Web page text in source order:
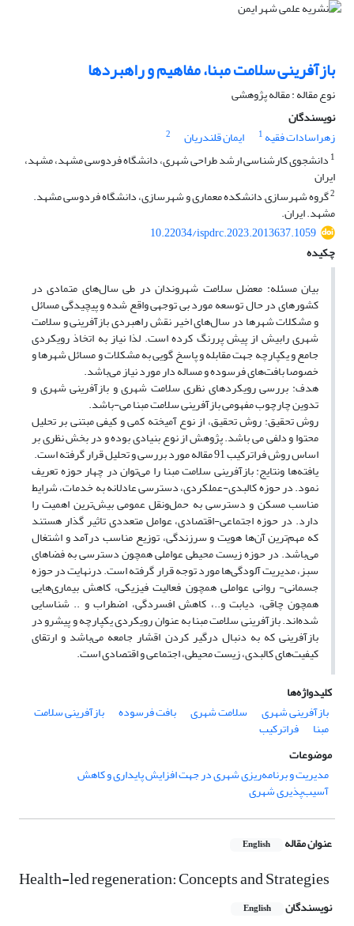
بازآفرینی سلامت مبنا، مفاهیم و راهبردها
نوع مقاله : مقاله پژوهشی
نویسندگان
زهراسادات فقیه 1 ایمان قلندریان
2
1 دانشجوی کارشناسی ارشد طراحی شهری، دانشگاه فردوسی مشهد، مشهد،
ایران
2گروه شهرسازی, دانشکده معماری و شهرسازی، دانشگاه فردوسی مشهد.
مشهد. ایران.
10.22034/ispdrc.2023.2013637.1059
چکیده
بیان مسئله: معضل سلامت شهروندان در طی سال‌های متمادی در
کشورهای در حال توسعه مورد بی توجهی واقع شده و پیچیدگی مسائل
و مشکلات شهرها در سال‌های اخیر نقش راهبردی بازآفرینی و سلامت
شهری رابیش از پیش پررنگ کرده است. لذا نیاز به اتخاذ رویکردی
جامع و یکپارچه جهت مقابله و پاسخ گویی به مشکلات و مسائل شهرها و
خصوصا بافت‌های فرسوده و مساله دار مورد نیاز می‌باشد.
هدف: بررسی رویکردهای نظری سلامت شهری و بازآفرینی شهری و
تدوین چارچوب مفهومی بازآفرینی سلامت مبنا می-باشد.
روش تحقیق: روش تحقیق، از نوع آمیخته کمی و کیفی مبتنی بر تحلیل
محتوا و دلفی می باشد. پژوهش از نوع بنیادی بوده و در بخش نظری بر
اساس روش فراترکیب 91 مقاله مورد بررسی و تحلیل قرار گرفته است.
یافته‌ها ونتایج: بازآفرینی سلامت مبنا را می‌توان در چهار حوزه تعریف
نمود. در حوزه کالبدی-عملکردی، دسترسی عادلانه به خدمات، شرایط
مناسب مسکن و دسترسی به حمل‌ونقل عمومی بیش‌ترین اهمیت را
دارد. در حوزه اجتماعی-اقتصادی، عوامل متعددی تاثیر گذار هستند
که مهم‌ترین آن‌ها هویت و سرزندگی، توزیع مناسب درآمد و اشتغال
می‌باشد. در حوزه زیست محیطی عواملی همچون دسترسی به فضاهای
سبز، مدیریت آلودگی‌ها مورد توجه قرار گرفته است. درنهایت در حوزه
جسمانی- روانی عواملی همچون فعالیت فیزیکی، کاهش بیماری‌هایی
همچون چاقی، دیابت و..، کاهش افسردگی، اضطراب و .. شناسایی
شده‌اند. بازآفرینی سلامت مبنا به عنوان رویکردی یکپارچه و پیشرو در
بازآفرینی که به دنبال درگیر کردن اقشار جامعه می‌باشد و ارتقای
کیفیت‌ها‌ی کالبدی، زیست محیطی، اجتماعی و اقتصادی است.
کلیدواژه‌ها
بازآفرینی شهری
سلامت شهری بافت فرسوده بازآفرینی سلامت
مبنا
فراترکیب
موضوعات
مدیریت و برنامه‌ریزی شهری در جهت افزایش پایداری و کاهش
آسیب‌پذیری شهری
عنوان مقاله English
Health-led regeneration: Concepts and Strategies
نویسندگان English